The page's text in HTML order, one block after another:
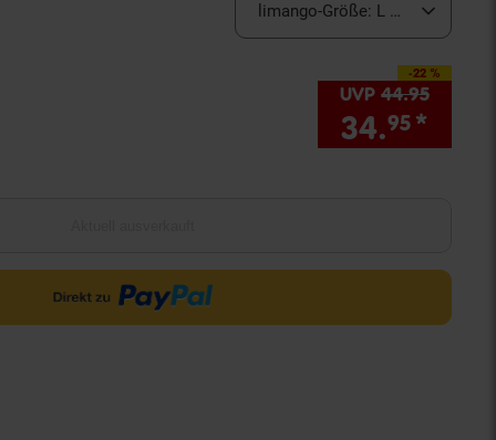
limango-Größe: L (derzeit
-22 %
Sie Sparen 22 Prozent,
UVP 44.95
34.95 *